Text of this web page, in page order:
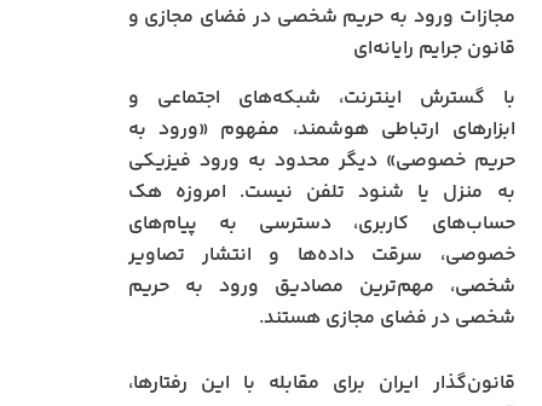
مجازات ورود به حریم شخصی در فضای مجازی و
قانون جرایم رایانه‌ای
با گسترش اینترنت، شبکه‌های اجتماعی و
ابزارهای ارتباطی هوشمند، مفهوم «ورود به
حریم خصوصی» دیگر محدود به ورود فیزیکی
به منزل یا شنود تلفن نیست. امروزه هک
حساب‌های کاربری، دسترسی به پیام‌های
خصوصی، سرقت داده‌ها و انتشار تصاویر
شخصی، مهم‌ترین مصادیق ورود به حریم
شخصی در فضای مجازی هستند.
قانون‌گذار ایران برای مقابله با این رفتارها،